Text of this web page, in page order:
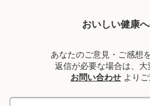
おいしい健康
あなたのご意見・ご感想
返信が必要な場合は、
お問い合わせ より